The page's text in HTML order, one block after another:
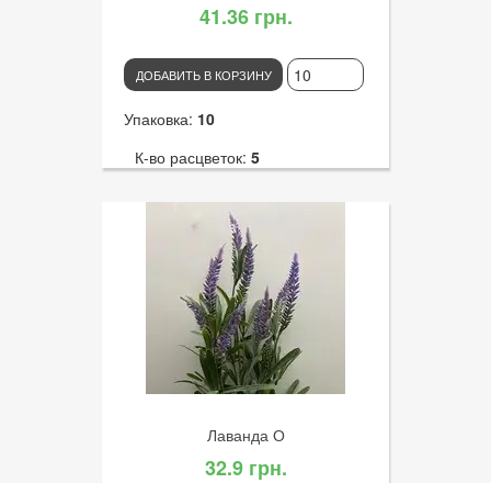
41.36 грн.
ДОБАВИТЬ В КОРЗИНУ
Упаковка: 10
К-во расцветок: 5
15
3010
Диаметр цветка:2
Лаванда О
32.9 грн.